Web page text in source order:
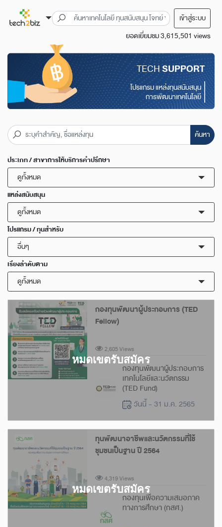
เข้าสู่ระบบ
ยอดเยี่ยมชม 3,615,501 views
TECHSUPPORT
โปรแกรม แหล่งทุนสนับสนุน
การพัฒนาเทคโนโลยี
ค้นหา
ประเภท / สาขาการให้บริการคำปรึกษา
ดูทั้งหมด
แหล่งสนับสนุน
ดูทั้งหมด
โปรแกรม / ทุนสำหรับ
อื่นๆ
เรียงลำดับตาม
ดูทั้งหมด
กองทุนพัฒนาผู้ประกอบการ (TED
Fellow)
2,605 Views
กองทุนพัฒนาผู้ประกอบการ
เทคโนโลยีและนวัตกรรม
(TED Fund)
วันนี้ - 31 ม.ค. 2565
ทุนพัฒนาอาชีพและนวัตกรรมที่ใช้
ชุมชนเป็นฐาน ปี 2564
4,319 Views
กองทุนเพื่อความเสมอภาค
ทางการศึกษา (กสศ.)